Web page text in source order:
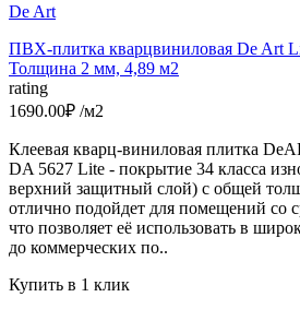
De Art
ПВХ-плитка кварцвиниловая De Art
Толщина 2 мм, 4,89 м2
rating
1690.00₽ /м2
Клеевая кварц-виниловая плитка
DA 5627 Lite - покрытие 34 класса
верхний защитный слой) с общей
отлично подойдет для помещений со
что позволяет её использовать в
до коммерческих по..
Купить в 1 клик